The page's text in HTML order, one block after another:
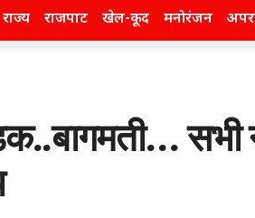
राज्य राजपाट खेल-कूद मनोरंजन
सभी